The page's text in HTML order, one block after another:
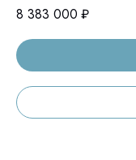
8 383 000 ₽